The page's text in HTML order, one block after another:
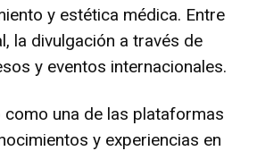
y estética médica. Entre
la divulgación a través de
y eventos internacionales.
una de las plataformas
y experiencias en